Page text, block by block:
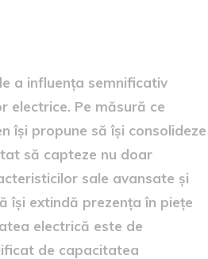
a influența semnificativ
electrice. Pe măsură ce
își propune să își consolideze
să capteze nu doar
sale avansate și
își extindă prezența în piețe
electrică este de
de capacitatea